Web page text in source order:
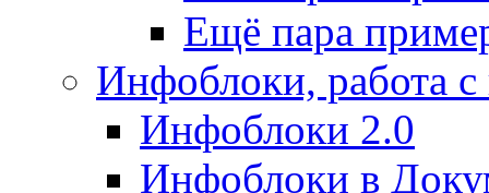
Ещё пара
Инфоблоки, работа
Инфоблоки 2.0
Инфоблоки в